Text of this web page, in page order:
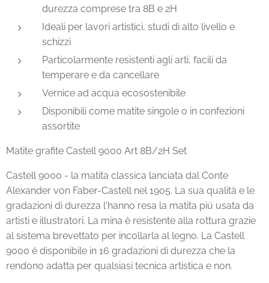
durezza comprese tra 8B e 2H
Ideali per lavori artistici, studi di alto livello e
schizzi
Particolarmente resistenti agli arti, facili da
temperare e da cancellare
Vernice ad acqua ecosostenibile
Disponibili come matite singole o in confezioni
assortite
Matite grafite Castell 9000 Art 8B/2H Set
Castell 9000 - la matita classica lanciata dal Conte
Alexander von Faber-Castell nel 1905. La sua qualità e le
gradazioni di durezza l'hanno resa la matita più usata da
artisti e illustratori. La mina è resistente alla rottura grazie
al sistema brevettato per incollarla al legno. La Castell
9000 é disponibile in 16 gradazioni di durezza che la
rendono adatta per qualsiasi tecnica artistica e non.